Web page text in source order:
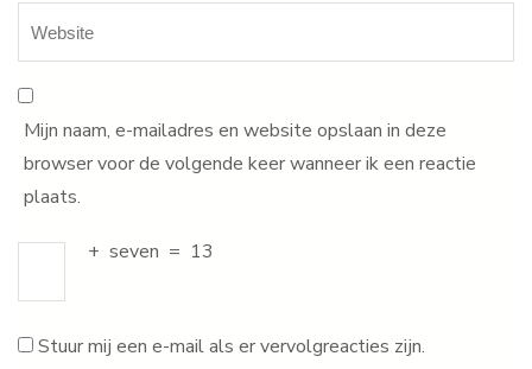
Mijn naam, e-mailadres en website opslaan in deze
browser voor de volgende keer wanneer ik een reactie
plaats.
+ seven = 13
Stuur mij een e-mail als er vervolgreacties zijn.